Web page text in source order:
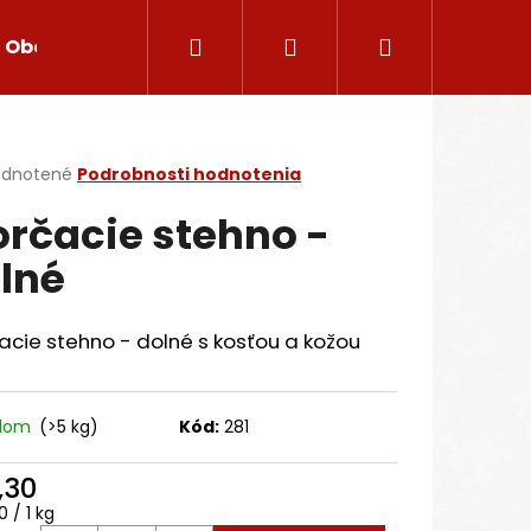
Obchodné podmienky Reklamačný poriadok
Hľadať Prihlásenie
Podrobnosti hodnotenia
stehno -
stehno - dolné s kosťou a kožou
(>5 kg) Kód: 281
/ 1 kg